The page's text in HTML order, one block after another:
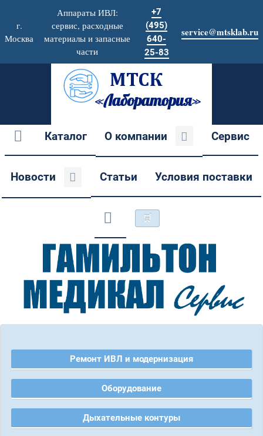
г.
Москва
Аппараты ИВЛ:
сервис, расходные
материалы и запасные
части
+7
(495)
640-
25-83
service@mtsklab.ru
Каталог О компании Сервис
Новости Статьи Условия поставки
🛒
Ремонт ИВЛ и модернизация
Оборудование
Дыхательные контуры